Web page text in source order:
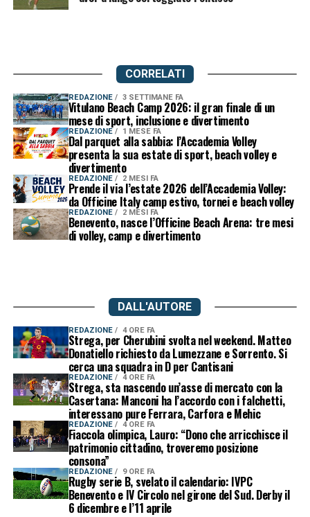
CORRELATI
REDAZIONE 3 SETTIMANE FA
Vitulano Beach Camp 2026: il gran finale di un
mese di sport, inclusione e divertimento
REDAZIONE 1 MESE FA
Dal parquet alla sabbia: l’Accademia Volley
presenta la sua estate di sport, beach volley e
divertimento
REDAZIONE 2 MESI FA
Prende il via l’estate 2026 dell’Accademia Volley:
da Officine Italy camp estivo, tornei e beach volley
REDAZIONE 2 MESI FA
Benevento, nasce l’Officine Beach Arena: tre mesi
di volley, camp e divertimento
DALL'AUTORE
REDAZIONE 4 ORE FA
Strega, per Cherubini svolta nel weekend. Matteo
Donatiello richiesto da Lumezzane e Sorrento. Si
cerca una squadra in D per Cantisani
REDAZIONE 4 ORE FA
Strega, sta nascendo un’asse di mercato con la
Casertana: Manconi ha l’accordo con i falchetti,
interessano pure Ferrara, Carfora e Mehic
REDAZIONE 4 ORE FA
Fiaccola olimpica, Lauro: “Dono che arricchisce il
patrimonio cittadino, troveremo posizione
consona”
REDAZIONE 9 ORE FA
Rugby serie B, svelato il calendario: IVPC
Benevento e IV Circolo nel girone del Sud. Derby il
6 dicembre e l’11 aprile